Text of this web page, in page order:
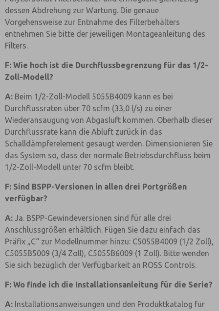
dessen Abdrehung zur Wartung. Die genaue
Vorgehensweise zur Entnahme des Filterbehälters
entnehmen Sie bitte der jeweiligen Montageanleitung des
Filters.
F: Wie hoch ist die Durchflussbegrenzung für das 1/2-
Zoll-Modell?
A: Beim 1/2-Zoll-Modell 5055B4009 kann es bei
Durchflussraten über 70 scfm (33,0 l/s) zu einer
Wiederansaugung von Abgasluft kommen. Oberhalb dieser
Durchflussrate kann die Abluft zurück in das
Schalldämpferelement gesaugt werden. Dimensionieren Sie
das System so, dass der normale Betriebsdurchfluss beim
1/2-Zoll-Modell unter 70 scfm bleibt.
F: Sind BSPP-Versionen in allen drei Portgrößen
verfügbar?
A: Ja. BSPP-Gewindeversionen sind für alle drei
Anschlussgrößen erhältlich. Fügen Sie dazu einfach das
Präfix „C“ zur Modellnummer hinzu: C5055B4009 (1/2 Zoll),
C5055B5009 (3/4 Zoll), C5055B6009 (1 Zoll). Bitte wenden
Sie sich bezüglich der Verfügbarkeit an ROSS Controls.
F: Wo finde ich die Installationsanleitung für die Serie?
A: Installationsanweisungen und den Produktkatalog für